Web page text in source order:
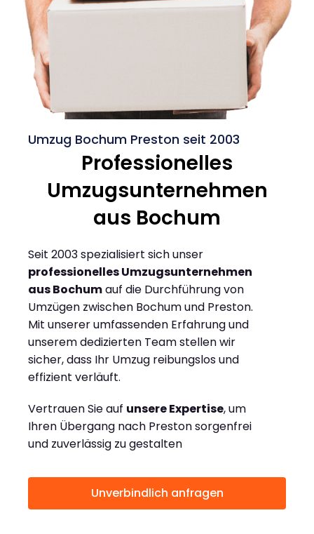
Umzug Bochum Preston seit 2003
Professionelles
Umzugsunternehmen
aus Bochum
Seit 2003 spezialisiert sich unser
professionelles Umzugsunternehmen
aus Bochumauf die Durchführung von
Umzügen zwischen Bochum und Preston.
Mit unserer umfassenden Erfahrung und
unserem dedizierten Team stellen wir
sicher, dass Ihr Umzug reibungslos und
effizient verläuft.
Vertrauen Sie auf unsere Expertise, um
Ihren Übergang nach Preston sorgenfrei
und zuverlässig zu gestalten
Unverbindlich anfragen